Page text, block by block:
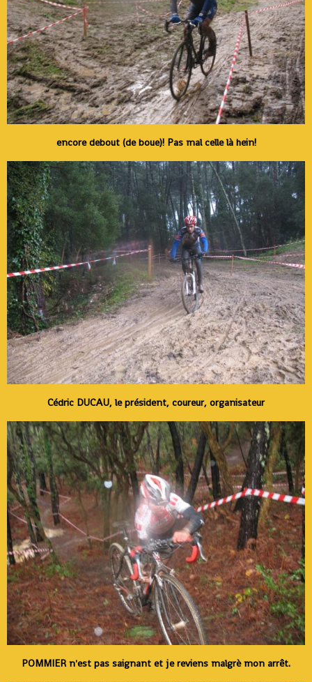
encore debout (de boue)! Pas mal celle là hein!
Cédric DUCAU, le président, coureur, organisateur
POMMIER n'est pas saignant et je reviens malgrè mon arrêt.